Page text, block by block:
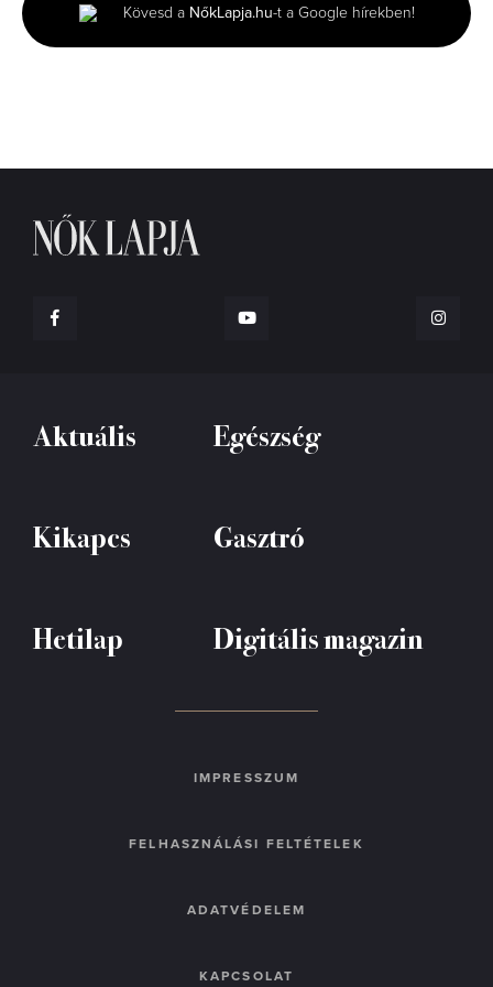
33
seconds
Kövesd a NőkLapja.hu-t a Google hírekben!
Aktuális Egészség
Kikapcs Gasztró
Hetilap Digitális magazin
IMPRESSZUM
FELHASZNÁLÁSI FELTÉTELEK
ADATVÉDELEM
KAPCSOLAT